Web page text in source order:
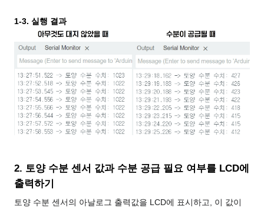
1-3. 실행 결과
2. 토양 수분 센서 값과 수분 공급 필요 여부를 LCD에
출력하기
토양 수분 센서의 아날로그 출력값을 LCD에 표시하고, 이 값이